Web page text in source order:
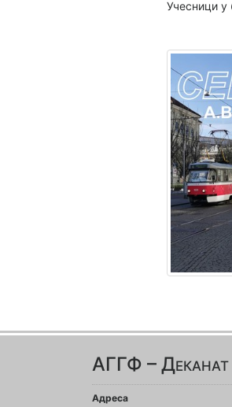
Учесници у
АГГФ – Деканат
Адреса